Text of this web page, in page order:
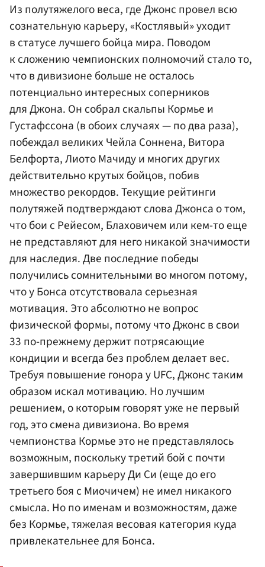
Из полутяжелого веса, где Джонс провел всю
сознательную карьеру, «Костлявый» уходит
в статусе лучшего бойца мира. Поводом
к сложению чемпионских полномочий стало то,
что в дивизионе больше не осталось
потенциально интересных соперников
для Джона. Он собрал скальпы Кормье и
Густафссона (в обоих случаях — по два раза),
побеждал великих Чейла Соннена, Витора
Белфорта, Лиото Мачиду и многих других
действительно крутых бойцов, побив
множество рекордов. Текущие рейтинги
полутяжей подтверждают слова Джонса о том,
что бои с Рейесом, Блаховичем или кем-то еще
не представляют для него никакой значимости
для наследия. Две последние победы
получились сомнительными во многом потому,
что у Бонса отсутствовала серьезная
мотивация. Это абсолютно не вопрос
физической формы, потому что Джонс в свои
33 по-прежнему держит потрясающие
кондиции и всегда без проблем делает вес.
Требуя повышение гонора у UFC, Джонс таким
образом искал мотивацию. Но лучшим
решением, о которым говорят уже не первый
год, это смена дивизиона. Во время
чемпионства Кормье это не представлялось
возможным, поскольку третий бой с почти
завершившим карьеру Ди Си (еще до его
третьего боя с Миочичем) не имел никакого
смысла. Но по именам и возможностям, даже
без Кормье, тяжелая весовая категория куда
привлекательнее для Бонса.